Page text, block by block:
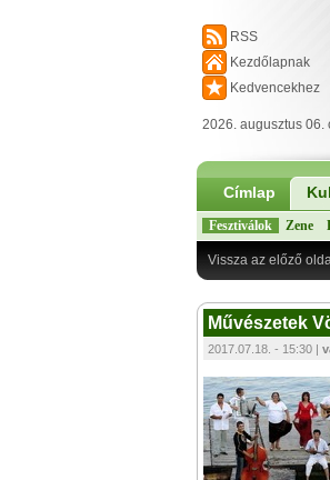
RSS
Kezdőlapnak
Kedvencekhez
2026. augusztus 06.
Címlap
Fesztiválok Zene
Vissza az előző
Művészetek
2017.07.18. - 15:30 |